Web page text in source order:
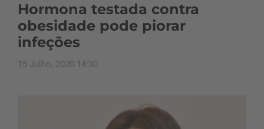
Hormona testada contra
obesidade pode piorar
infeções
15 Julho, 2020 14:30